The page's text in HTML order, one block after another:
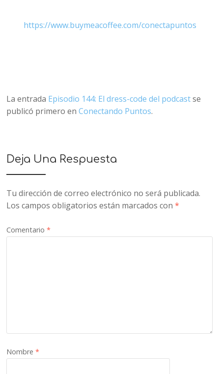
https://www.buymeacoffee.com/conectapuntos
La entrada Episodio 144: El dress-code del podcastse
publicó primero enConectando Puntos.
Deja Una Respuesta
Tu dirección de correo electrónico no será publicada.
Los campos obligatorios están marcados con*
Comentario*
Nombre*